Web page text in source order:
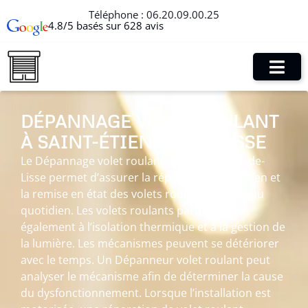
Téléphone : 06.20.09.00.25
4.8/5 basés sur 628 avis
DÉPANNAGE VOLET ROULANT
À SAINT-ÉTIENNE-DE-LISSE
Le Dépannage volet roulant à Saint-Étienne-de-
Lisse permet d’assurer la réparation, l’entretien et
la remise en état des volets roulants utilisés au
quotidien. Les volets roulants participent
également à l’isolation thermique et à la gestion de
la lumière. Les mécanismes peuvent se détériorer
avec le temps. Un Dépanneur volet roulant peut
analyser le mécanisme afin de déterminer la cause
du dysfonctionnement. Lorsque l’installation est